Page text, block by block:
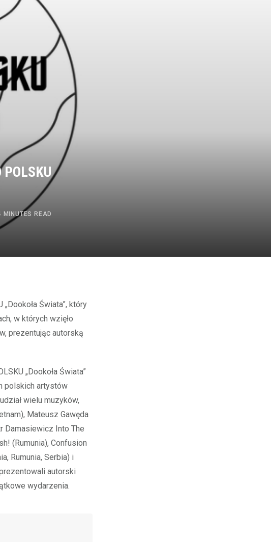
MINUTES READ
w których wzięło
prezentując autorską
„Dookoła Świata”
polskich artystów
wielu muzyków,
Mateusz Gawęda
Damasiewicz Into The
(Rumunia), Confusion
Rumunia, Serbia) i
autorski
wydarzenia.